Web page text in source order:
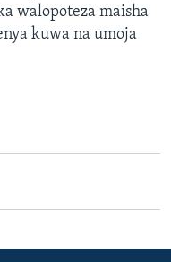
walopoteza maisha
kuwa na umoja